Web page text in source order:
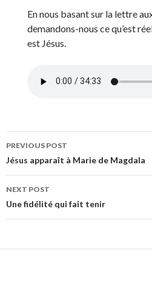
En nous basant sur la lettre
demandons-nous ce qu’est
est Jésus.
Post
navigation
PREVIOUS POST
Jésus apparaît à Marie de Magdala
NEXT POST
Une fidélité qui fait tenir